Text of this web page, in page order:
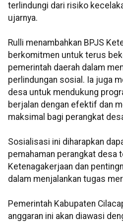
terlindungi dari risiko
ujarnya.
Rulli menambahkan BPJS
berkomitmen untuk terus
pemerintah daerah dalam
perlindungan sosial. Ia juga
desa untuk mendukung
berjalan dengan efektif dan
maksimal bagi perangkat
Sosialisasi ini diharapkan
pemahaman perangkat desa
Ketenagakerjaan dan
dalam menjalankan tugas
Pemerintah Kabupaten
anggaran ini akan diawasi